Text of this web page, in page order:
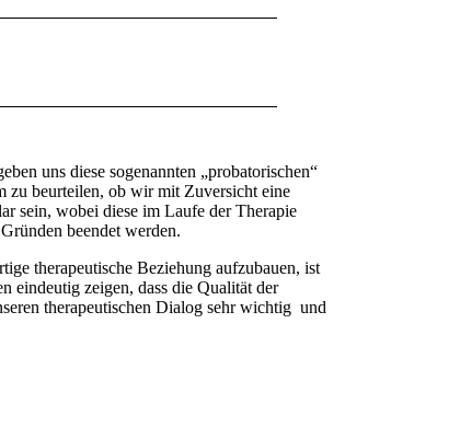
uns diese sogenannten „probatorischen“
zu beurteilen, ob wir mit Zuversicht eine
sein, wobei diese im Laufe der Therapie
beendet werden.
therapeutische Beziehung aufzubauen, ist
eindeutig zeigen, dass die Qualität der
therapeutischen Dialog sehr wichtig und